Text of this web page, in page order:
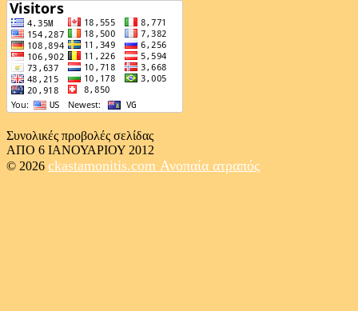
Συνολικές προβολές σελίδας
ΑΠΟ 6 ΙΑΝΟΥΑΡΙΟΥ 2012
© 2026 ckastamonitis.com Ανοπαία ατραπός